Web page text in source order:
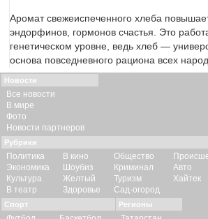
Аромат свежеиспеченного хлеба
эндорфинов, гормонов счастья. Это
генетическом уровне, ведь хлеб —
основа повседневного рациона всех
Новости
Все новости
В мире
Фото
Новости партнеров
Рубрики
Политика
Экономика
Культура
В театр
В кино
Шоубиз
Желтый
Здоровье
Общество
Криминал
Туризм
Сад-огород
Авто
Хайтек
Спорт Регионы